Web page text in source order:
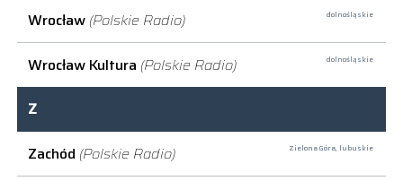
Wrocław (Polskie Radio) dolnośląskie
Wrocław Kultura (Polskie Radio) dolnośląskie
Z
Zachód (Polskie Radio) Zielona Góra, lubuskie